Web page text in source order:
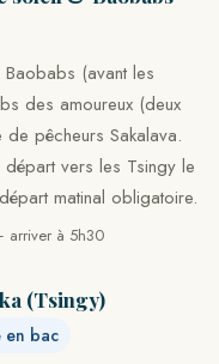
(avant les
des amoureux (deux
pêcheurs Sakalava.
vers les Tsingy le
matinal obligatoire.
arriver à 5h30
(Tsingy)
en bac